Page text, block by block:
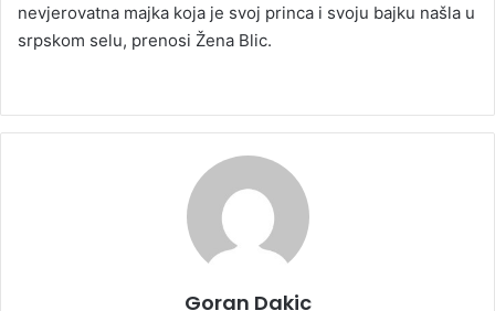
nevjerovatna majka koja je svoj princa i svoju bajku našla u
srpskom selu, prenosi Žena Blic.
Goran Dakic